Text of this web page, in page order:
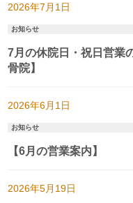
2026年7月1日
お知らせ
7月の休院日・祝日営業
骨院】
2026年6月1日
お知らせ
【6月の営業案内】
2026年5月19日